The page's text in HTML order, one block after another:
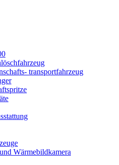
transportfahrzeug
Wärmebildkamera